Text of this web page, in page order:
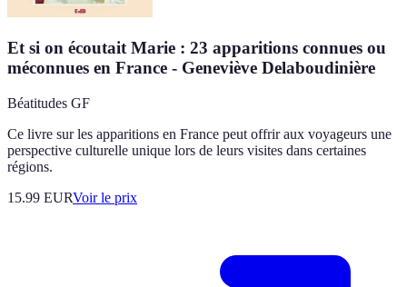
Et si on écoutait Marie : 23 apparitions connues ou
méconnues en France - Geneviève Delaboudinière
Béatitudes GF
Ce livre sur les apparitions en France peut offrir aux voyageurs une
perspective culturelle unique lors de leurs visites dans certaines
régions.
15.99 EURVoir le prix